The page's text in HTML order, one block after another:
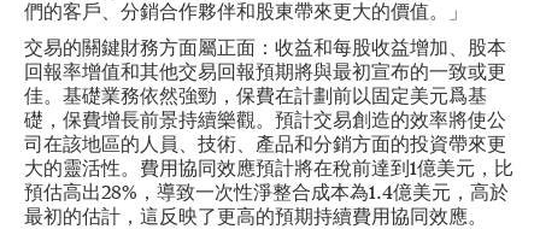
們的客戶、分銷合作夥伴和股東帶來更大的價值。」
交易的關鍵財務方面屬正面：收益和每股收益增加、股本
回報率增值和其他交易回報預期將與最初宣布的一致或更
佳。基礎業務依然強勁，保費在計劃前以固定美元爲基
礎，保費增長前景持續樂觀。預計交易創造的效率將使公
司在該地區的人員、技術、產品和分銷方面的投資帶來更
大的靈活性。費用協同效應預計將在稅前達到1億美元，比
預估高出28%，導致一次性淨整合成本為1.4億美元，高於
最初的估計，這反映了更高的預期持續費用協同效應。